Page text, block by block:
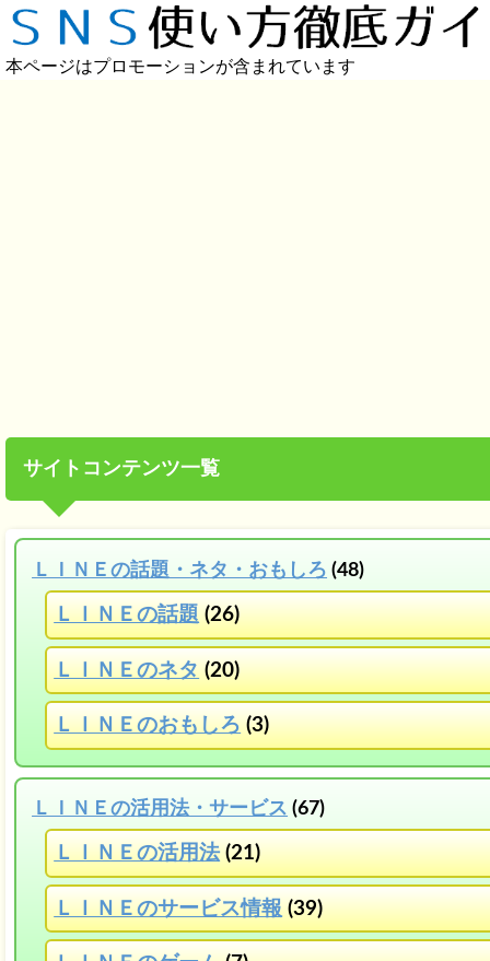
本ページはプロモーションが含まれています
サイトコンテンツ一覧
ＬＩＮＥの話題・ネタ・おもしろ (48)
ＬＩＮＥの話題(26)
ＬＩＮＥのネタ(20)
ＬＩＮＥのおもしろ(3)
ＬＩＮＥの活用法・サービス (67)
ＬＩＮＥの活用法(21)
ＬＩＮＥのサービス情報(39)